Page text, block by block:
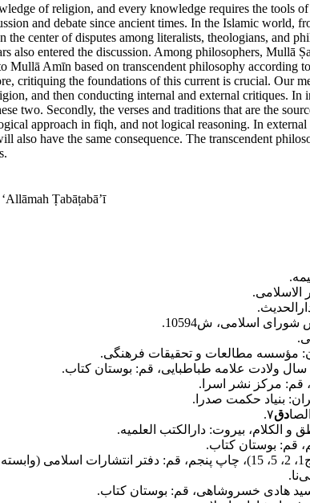
of religion, and every knowledge requires the tools
and debate since ancient times. In the Islamic
center of disputes among literalists, theologians, and
entered the discussion. Among philosophers, Mullā
Mullā Amīn based on transcendent philosophy
critiquing the foundations of this current is crucial. Our
and then conducting internal and external critiques.
two. Secondly, the verses and traditions that are the
approach in fiqh, and not logical reasoning. In
also have the same consequence. The transcendent
Ṭabāṭabā’ī
اسلامی، ش10594.
دق۷.